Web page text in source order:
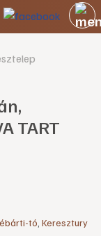
TART
tó Keresztury